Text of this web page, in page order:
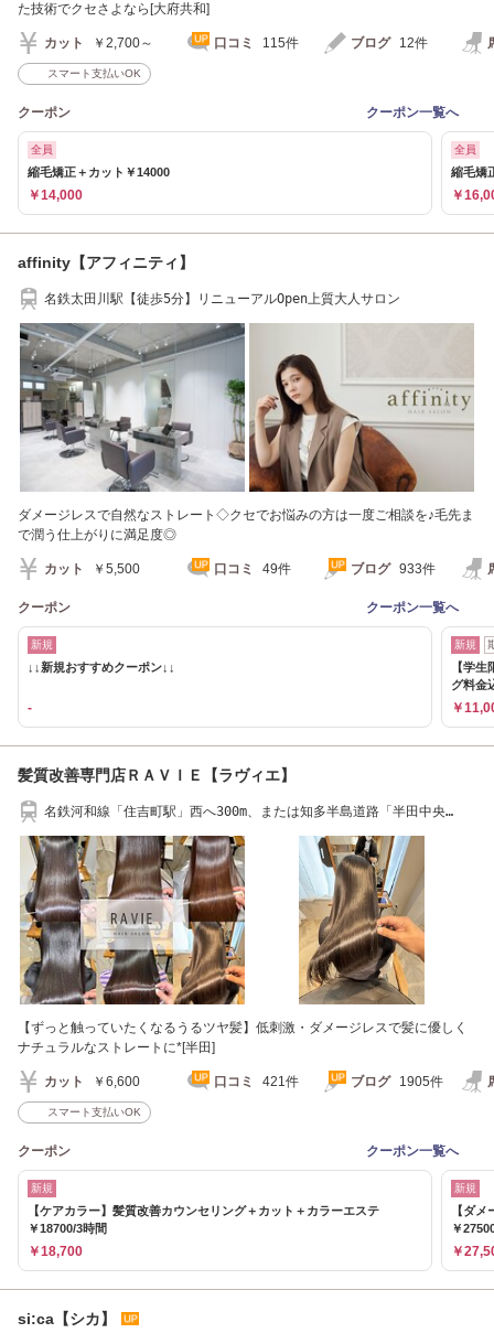
た技術でクセさよなら[大府共和]
カット ￥2,700～ 口コミ 115件 ブログ 12件
スマート支払いOK
クーポン クーポン一覧へ
全員
縮毛矯正＋カット￥14000
￥14,000
全員
縮毛矯
￥
affinity【アフィニティ】
名鉄太田川駅【徒歩5分】リニューアルOpen上質大人サロン
ダメージレスで自然なストレート◇クセでお悩みの方は一度ご相談を♪毛先ま
で潤う仕上がりに満足度◎
カット ￥5,500 口コミ 49件 ブログ 933件
クーポン クーポン一覧へ
新規
↓↓新規おすすめクーポン↓↓
-
新規
【学
グ料金
￥
髪質改善専門店ＲＡＶＩＥ【ラヴィエ】
名鉄河和線「住吉町駅」西へ300m、または知多半島道路「半田中央
【ずっと触っていたくなるうるツヤ髪】低刺激・ダメージレスで髪に優しく
ナチュラルなストレートに*[半田]
カット ￥6,600 口コミ 421件 ブログ 1905件
スマート支払いOK
クーポン クーポン一覧へ
新規
【ケアカラー】髪質改善カウンセリング＋カット＋カラーエステ
￥18700/3時間
￥18,700
新規
【ダ
￥
￥
si:ca【シカ】